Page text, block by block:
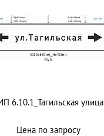
6.10.1_Тагильская улица
Цена по запросу